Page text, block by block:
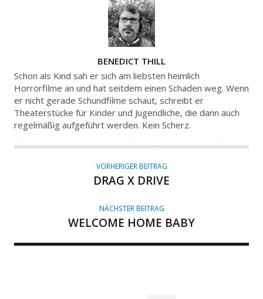
U
T
O
R
BENEDICT THILL
Schon als Kind sah er sich am liebsten heimlich
Horrorfilme an und hat seitdem einen Schaden weg. Wenn
er nicht gerade Schundfilme schaut, schreibt er
Theaterstücke für Kinder und Jugendliche, die dann auch
regelmäßig aufgeführt werden. Kein Scherz.
VORHERIGER BEITRAG
DRAG X DRIVE
NÄCHSTER BEITRAG
WELCOME HOME BABY